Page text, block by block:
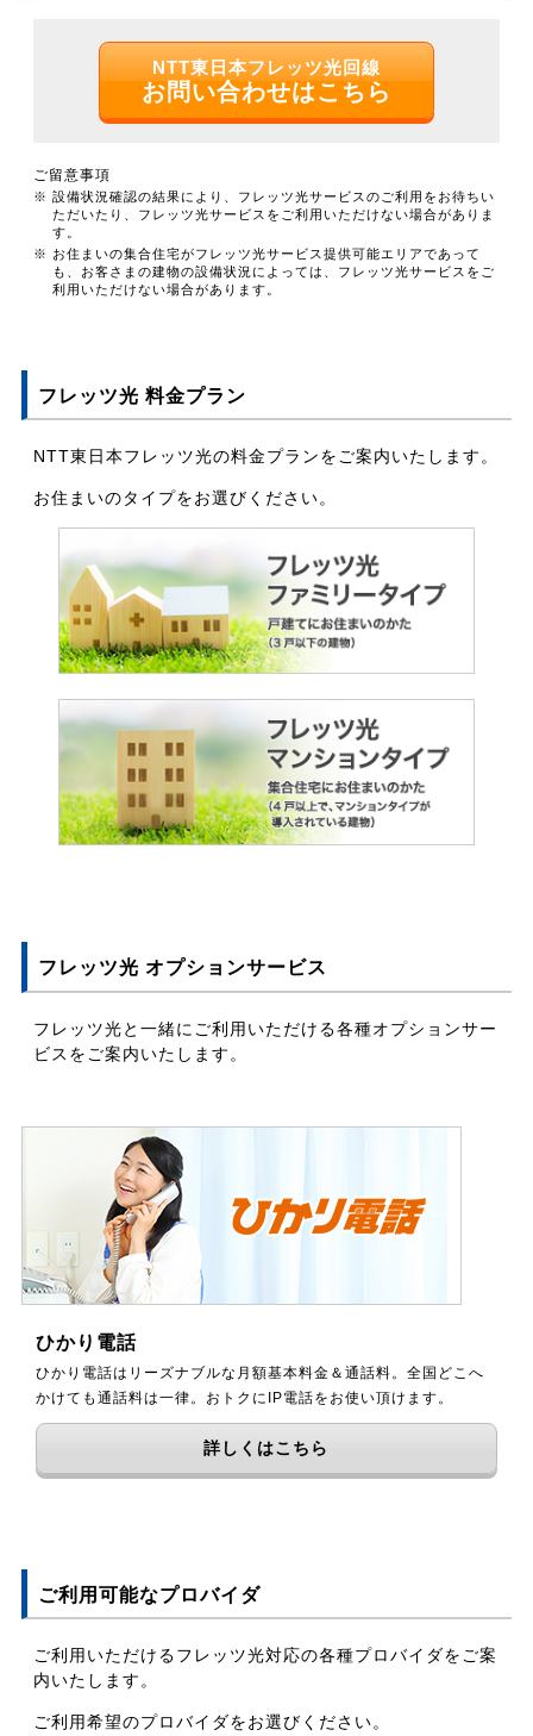
NTT東日本フレッツ光回線
お問い合わせはこちら
ご留意事項
※ 設備状況確認の結果により、フレッツ光サービスのご利用をお待ちい
ただいたり、フレッツ光サービスをご利用いただけない場合がありま
す。
※ お住まいの集合住宅がフレッツ光サービス提供可能エリアであって
も、お客さまの建物の設備状況によっては、フレッツ光サービスをご
利用いただけない場合があります。
フレッツ光 料金プラン
NTT東日本フレッツ光の料金プランをご案内いたします。
お住まいのタイプをお選びください。
フレッツ光 オプションサービス
フレッツ光と一緒にご利用いただける各種オプションサー
ビスをご案内いたします。
ひかり電話
ひかり電話はリーズナブルな月額基本料金＆通話料。全国どこへ
かけても通話料は一律。おトクにIP電話をお使い頂けます。
詳しくはこちら
ご利用可能なプロバイダ
ご利用いただけるフレッツ光対応の各種プロバイダをご案
内いたします。
ご利用希望のプロバイダをお選びください。